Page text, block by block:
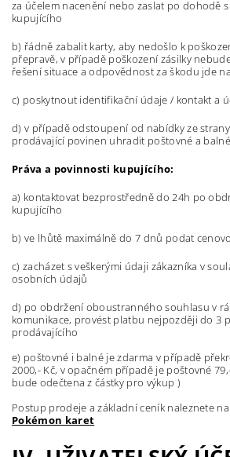
za účelem nacenění nebo zaslat po dohodě
kupujícího
b) řádně zabalit karty, aby nedošlo k
přepravě, v případě poškození zásilky
řešení situace a odpovědnost za škodu jde
c) poskytnout identifikační údaje / kontakt a
d) v případě odstoupení od nabídky ze
prodávající povinen uhradit poštovné a
Práva a povinnosti kupujícího:
a) kontaktovat bezprostředně do 24h po
kupujícího
b) ve lhůtě maximálně do 7 dnů podat
c) zacházet s veškerými údaji zákazníka v
osobních údajů
d) po obdržení oboustranného souhlasu v
komunikace, provést platbu nejpozději do 3
prodávajícího
e) poštovné i balné je zdarma v případě
2000,- Kč, v opačném případě je poštovné
bude odečtena z částky pro výkup )
Postup prodeje a základní ceník naleznete
Pokémon karet